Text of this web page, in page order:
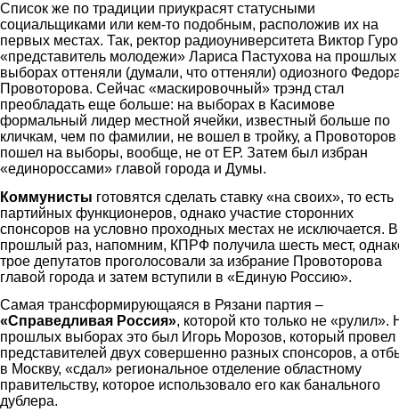
Список же по традиции приукрасят статусными
социальщиками или кем-то подобным, расположив их на
первых местах. Так, ректор радиоуниверситета Виктор
«представитель молодежи» Лариса Пастухова на прошлых
выборах оттеняли (думали, что оттеняли) одиозного
Провоторова. Сейчас «маскировочный» трэнд стал
преобладать еще больше: на выборах в Касимове
формальный лидер местной ячейки, известный больше по
кличкам, чем по фамилии, не вошел в тройку, а Провоторов
пошел на выборы, вообще, не от ЕР. Затем был избран
«единороссами» главой города и Думы.
Коммунисты готовятся сделать ставку «на своих», то есть
партийных функционеров, однако участие сторонних
спонсоров на условно проходных местах не исключается. В
прошлый раз, напомним, КПРФ получила шесть мест,
трое депутатов проголосовали за избрание Провоторова
главой города и затем вступили в «Единую Россию».
Самая трансформирующаяся в Рязани партия –
«Справедливая Россия», которой кто только не «рулил».
прошлых выборах это был Игорь Морозов, который провел
представителей двух совершенно разных спонсоров, а
в Москву, «сдал» региональное отделение областному
правительству, которое использовало его как банального
дублера.